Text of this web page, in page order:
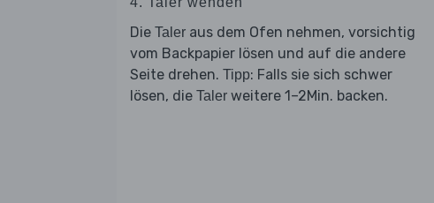
Die Taler aus dem Ofen nehmen, vorsichtig
vom Backpapier lösen und auf die andere
Seite drehen. Tipp: Falls sie sich schwer
lösen, die Taler weitere 1–2Min. backen.